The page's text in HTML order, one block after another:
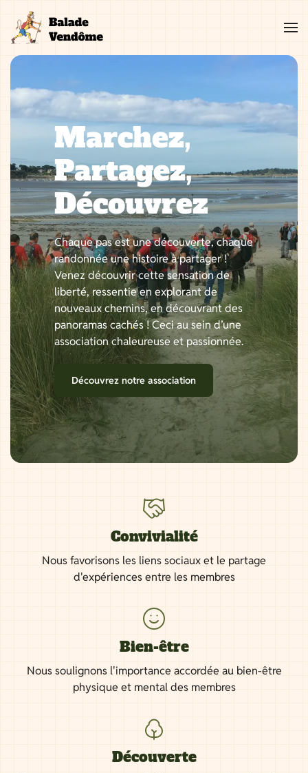
contenu
Marchez,
Partagez,
Découvrez
Chaque pas est une découverte, chaque
randonnée une histoire à partager !
Venez découvrir cette sensation de
liberté, ressentie en explorant de
nouveaux chemins, en découvrant des
panoramas cachés ! Ceci au sein d’une
association chaleureuse et passionnée.
Découvrez notre association
Convivialité
Nous favorisons les liens sociaux et le partage
d'expériences entre les membres
Bien-être
Nous soulignons l'importance accordée au bien-être
physique et mental des membres
Découverte